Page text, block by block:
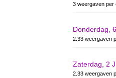
3 weergaven per
Donderdag,
2.33 weergaven
Zaterdag, 2
2.33 weergaven